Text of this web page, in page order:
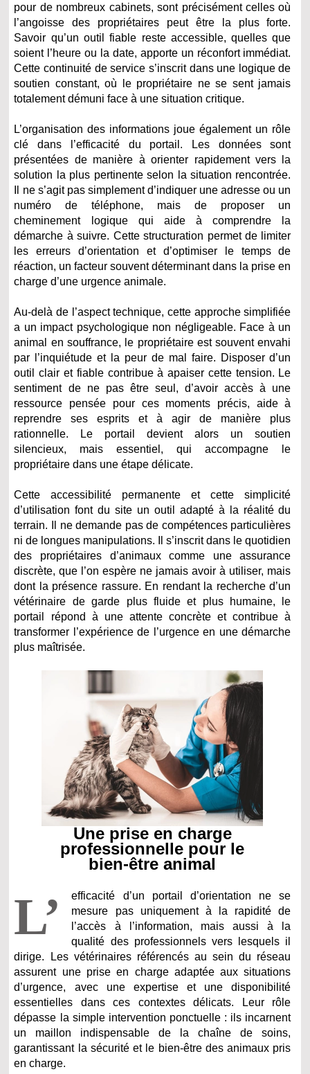
pour de nombreux cabinets, sont précisément celles où
l’angoisse des propriétaires peut être la plus forte.
Savoir qu’un outil fiable reste accessible, quelles que
soient l’heure ou la date, apporte un réconfort immédiat.
Cette continuité de service s’inscrit dans une logique de
soutien constant, où le propriétaire ne se sent jamais
totalement démuni face à une situation critique.
L’organisation des informations joue également un rôle
clé dans l’efficacité du portail. Les données sont
présentées de manière à orienter rapidement vers la
solution la plus pertinente selon la situation rencontrée.
Il ne s’agit pas simplement d’indiquer une adresse ou un
numéro de téléphone, mais de proposer un
cheminement logique qui aide à comprendre la
démarche à suivre. Cette structuration permet de limiter
les erreurs d’orientation et d’optimiser le temps de
réaction, un facteur souvent déterminant dans la prise en
charge d’une urgence animale.
Au-delà de l’aspect technique, cette approche simplifiée
a un impact psychologique non négligeable. Face à un
animal en souffrance, le propriétaire est souvent envahi
par l’inquiétude et la peur de mal faire. Disposer d’un
outil clair et fiable contribue à apaiser cette tension. Le
sentiment de ne pas être seul, d’avoir accès à une
ressource pensée pour ces moments précis, aide à
reprendre ses esprits et à agir de manière plus
rationnelle. Le portail devient alors un soutien
silencieux, mais essentiel, qui accompagne le
propriétaire dans une étape délicate.
Cette accessibilité permanente et cette simplicité
d’utilisation font du site un outil adapté à la réalité du
terrain. Il ne demande pas de compétences particulières
ni de longues manipulations. Il s’inscrit dans le quotidien
des propriétaires d’animaux comme une assurance
discrète, que l’on espère ne jamais avoir à utiliser, mais
dont la présence rassure. En rendant la recherche d’un
vétérinaire de garde plus fluide et plus humaine, le
portail répond à une attente concrète et contribue à
transformer l’expérience de l’urgence en une démarche
plus maîtrisée.
Une prise en charge
professionnelle pour le
bien-être animal
L’
efficacité d’un portail d’orientation ne se
mesure pas uniquement à la rapidité de
l’accès à l’information, mais aussi à la
qualité des professionnels vers lesquels il
dirige. Les vétérinaires référencés au sein du réseau
assurent une prise en charge adaptée aux situations
d’urgence, avec une expertise et une disponibilité
essentielles dans ces contextes délicats. Leur rôle
dépasse la simple intervention ponctuelle : ils incarnent
un maillon indispensable de la chaîne de soins,
garantissant la sécurité et le bien-être des animaux pris
en charge.